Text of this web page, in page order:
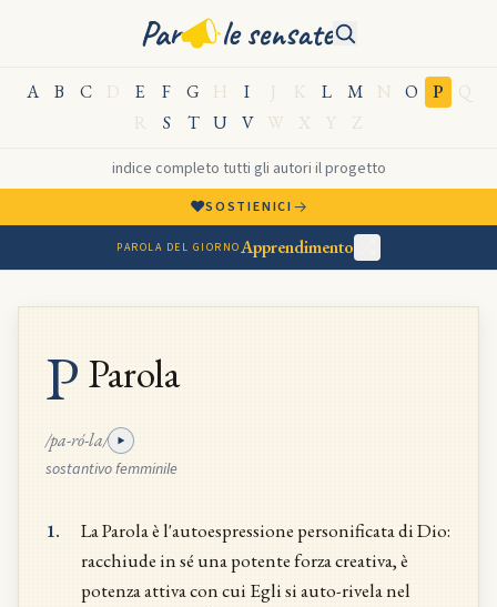
Par le sensate
A B C D E F G H I J K L M N O P
Q
R
S T U V W X Y Z
indice completo tutti gli autori il progetto
♥SOSTIENICI→
PAROLA DEL GIORNOApprendimento
P Parola
/pa-ró-la/
sostantivo femminile
1.
La Parola è l'autoespressione personificata di Dio:
racchiude in sé una potente forza creativa, è
potenza attiva con cui Egli si auto-rivela nel